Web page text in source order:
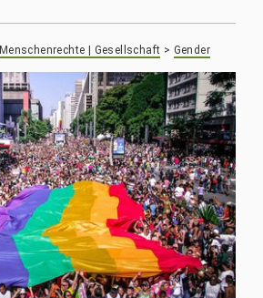
Menschenrechte | Gesellschaft > Gender